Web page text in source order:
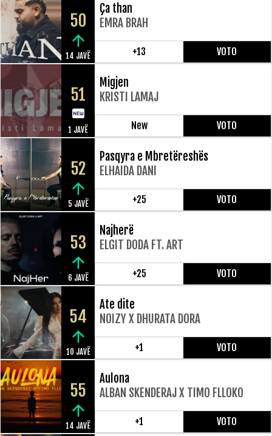
50
14 JAVË
Ça than
EMRA BRAH
+13 VOTO
51
1 JAVË
Migjen
KRISTI LAMAJ
New VOTO
52
5 JAVË
Pasqyra e Mbretëreshës
ELHAIDA DANI
+25 VOTO
53
6 JAVË
Najherë
ELGIT DODA FT. ART
+25 VOTO
54
10 JAVË
Ate dite
NOIZY X DHURATA DORA
+1 VOTO
55
14 JAVË
Aulona
ALBAN SKENDERAJ X TIMO FLLOKO
+1 VOTO